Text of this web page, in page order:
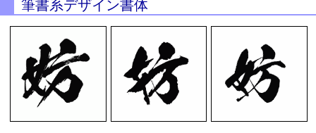
筆書系デザイン書体